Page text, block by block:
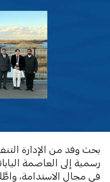
بحث وفد من الإدارة
رسمية إلى العاصمة
في مجال الاستدامة،